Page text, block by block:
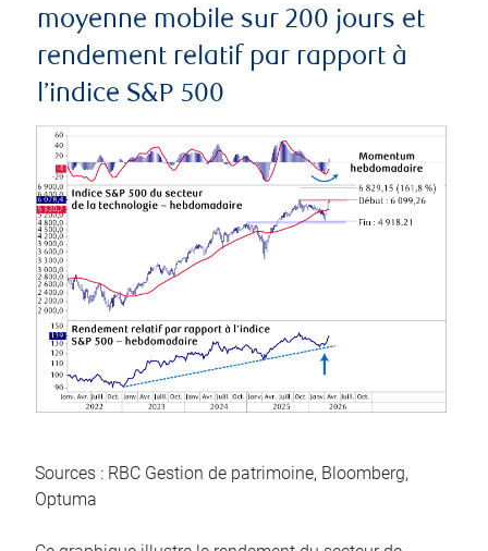
moyenne mobile sur 200 jours et
rendement relatif par rapport à
l’indice S&P 500
Sources : RBC Gestion de patrimoine, Bloomberg,
Optuma